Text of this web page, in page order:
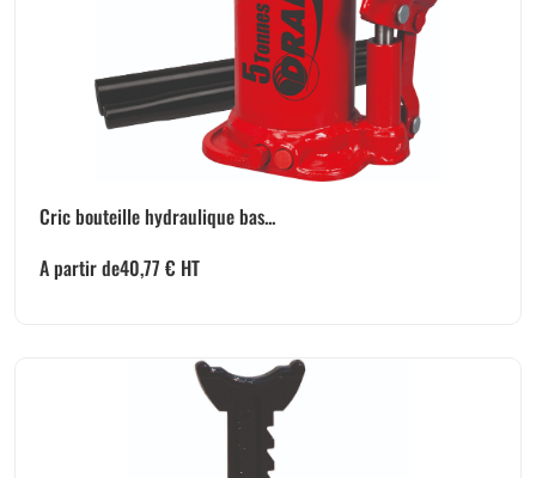
Cric bouteille hydraulique bas...
A partir de40,77 € HT